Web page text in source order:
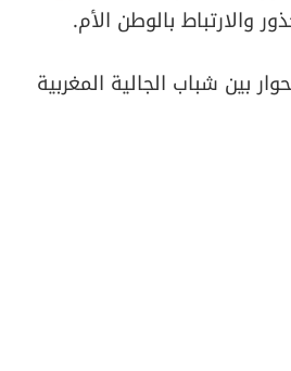
والارتباط بالوطن الأم.
بين شباب الجالية المغربية